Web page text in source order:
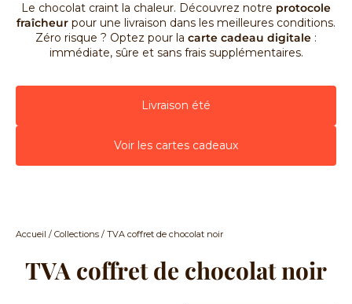
Le chocolat craint la chaleur. Découvrez notre protocole
fraîcheur pour une livraison dans les meilleures conditions.
Zéro risque ? Optez pour la carte cadeau digitale :
immédiate, sûre et sans frais supplémentaires.
Livraison été
Voir les cartes cadeaux
Accueil / Collections / TVA coffret de chocolat noir
TVA coffret de chocolat noir